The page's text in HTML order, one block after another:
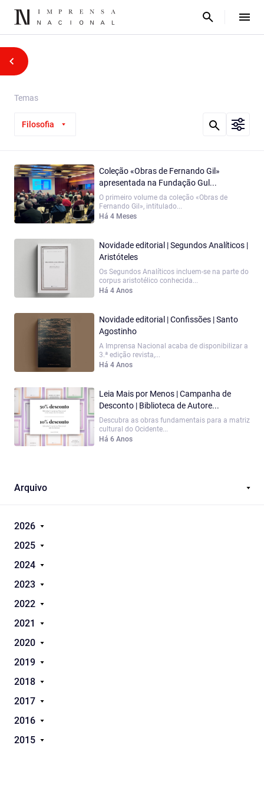
Temas
Filosofia
Coleção «Obras de Fernando Gil»
apresentada na Fundação Gul...
O primeiro volume da coleção «Obras de
Fernando Gil», intitulado...
Há 4 Meses
Novidade editorial | Segundos Analíticos |
Aristóteles
Os Segundos Analíticos incluem-se na parte do
corpus aristotélico conhecida...
Há 4 Anos
Novidade editorial | Confissões | Santo
Agostinho
A Imprensa Nacional acaba de disponibilizar a
3.ª edição revista,...
Há 4 Anos
Leia Mais por Menos | Campanha de
Desconto | Biblioteca de Autore...
Descubra as obras fundamentais para a matriz
cultural do Ocidente...
Há 6 Anos
Arquivo
2026
2025
2024
2023
2022
2021
2020
2019
2018
2017
2016
2015